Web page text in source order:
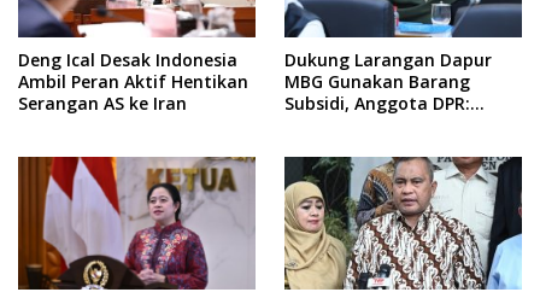
Deng Ical Desak Indonesia
Ambil Peran Aktif Hentikan
Serangan AS ke Iran
Dukung Larangan Dapur
MBG Gunakan Barang
Subsidi, Anggota DPR: